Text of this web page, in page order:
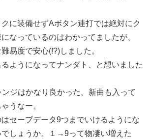
に装備せずAボタン連打では絶対にク
なっているのはわかってましたが、
易度で安心(!?)しました。
ようになってナンダト、と想いました
ジはかなり良かった。新曲も入って
うなー。
セーブデータ9つまでいけるようにな
でしょうか。１→9って物凄い増えた